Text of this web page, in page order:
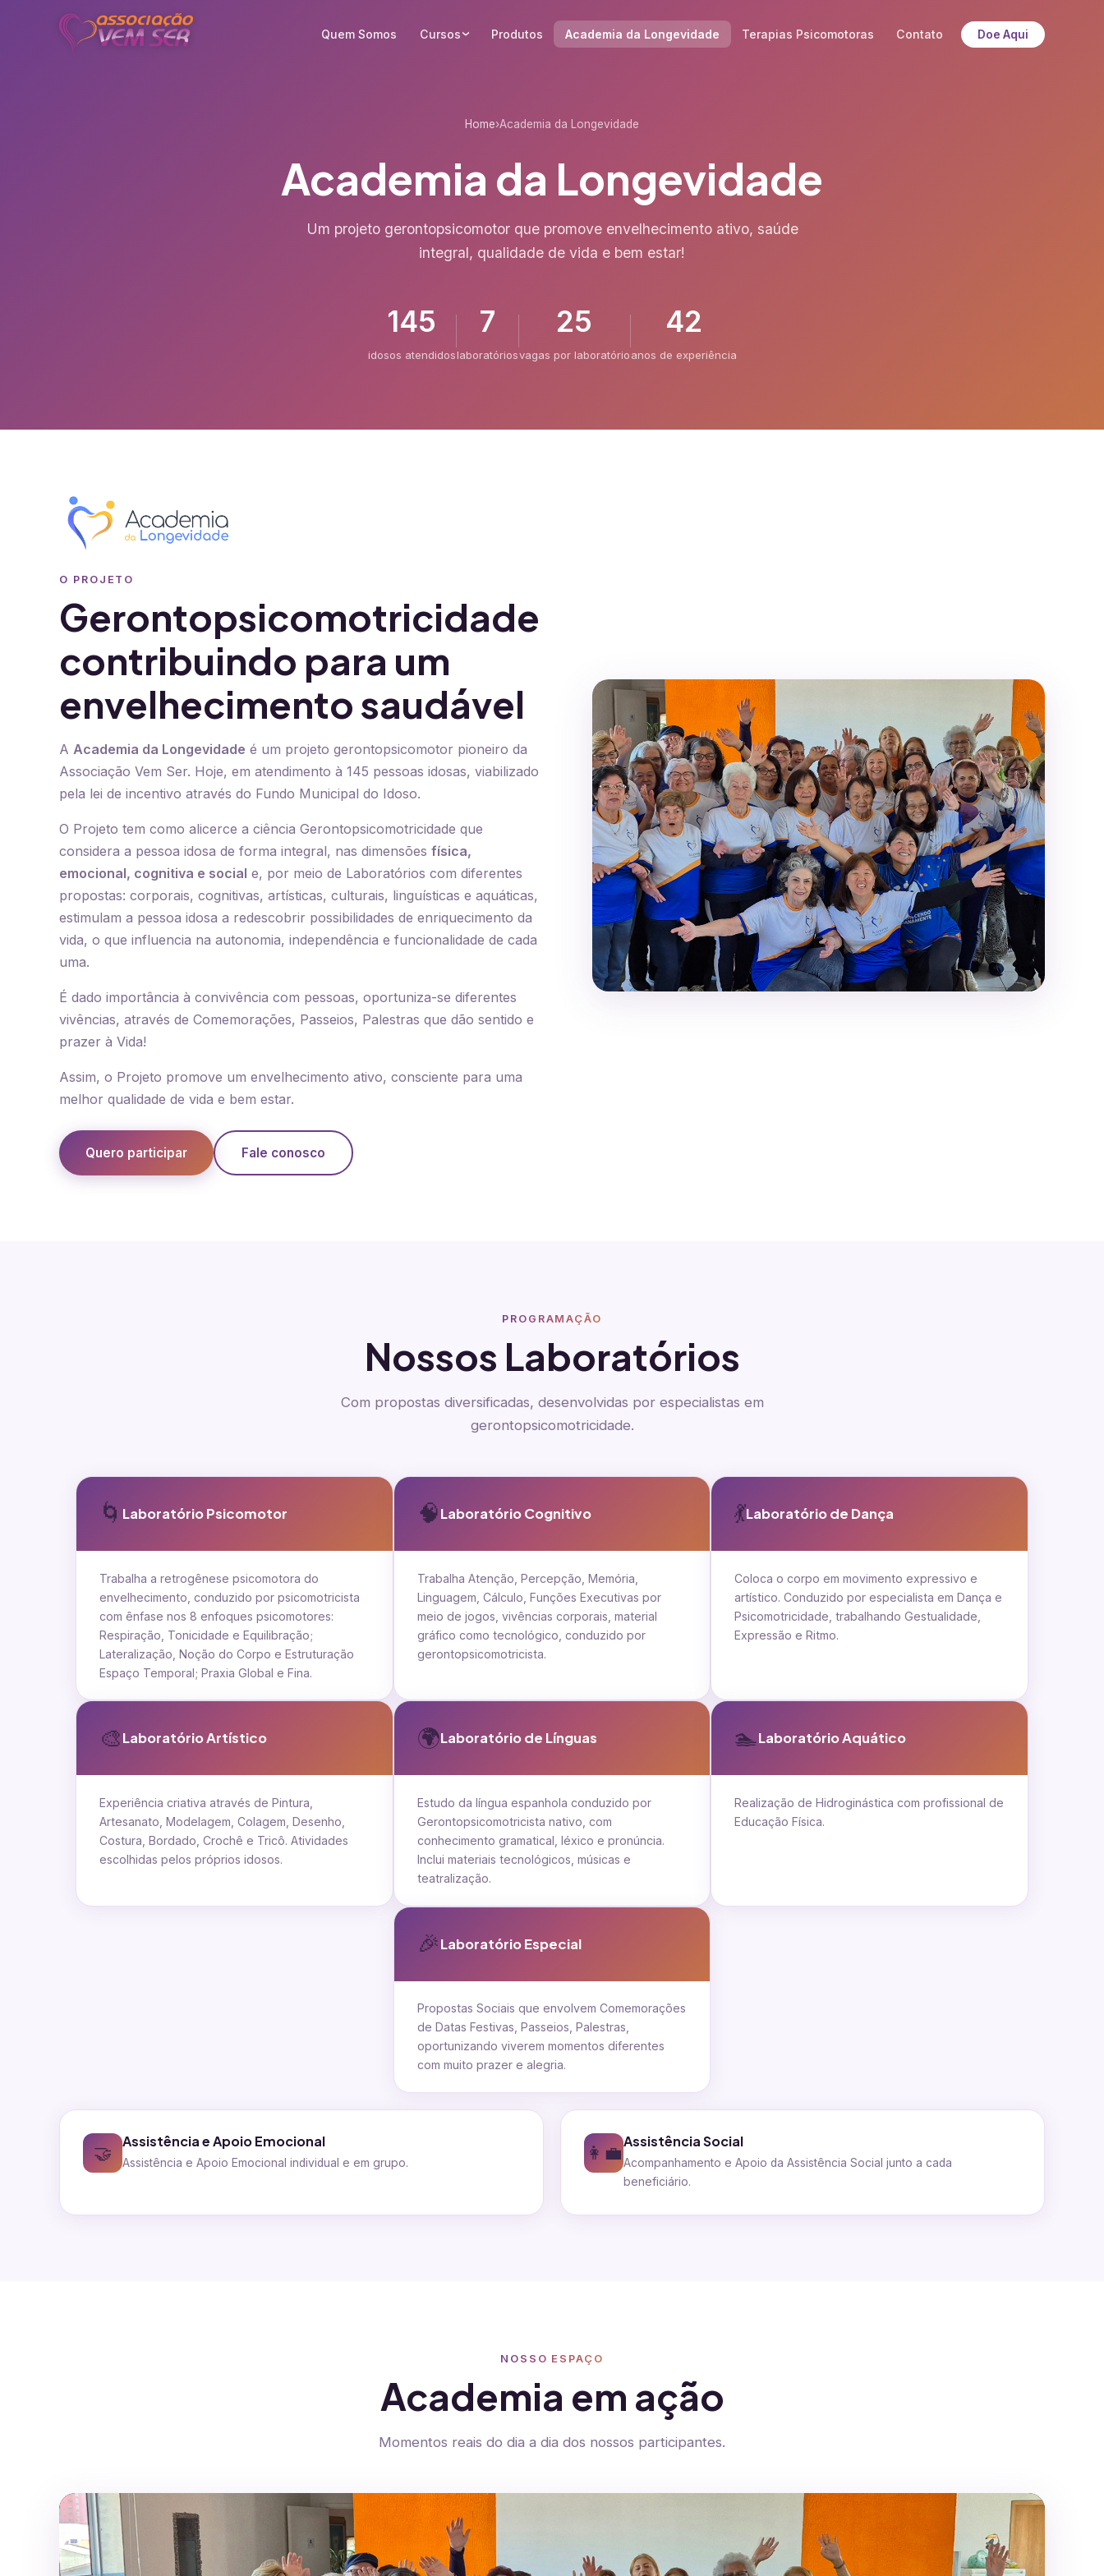
Quem Somos Cursos Produtos Academia da Longevidade Terapias Psicomotoras Contato Doe Aqui
Home›Academia da Longevidade
Academia da Longevidade
Um projeto gerontopsicomotor que promove envelhecimento ativo, saúde
integral, qualidade de vida e bem estar!
145
idosos atendidos
7
laboratórios
25
vagas por laboratório
42
anos de experiência
O PROJETO
Gerontopsicomotricidade
contribuindo para um
envelhecimento saudável
A Academia da Longevidade é um projeto gerontopsicomotor pioneiro da
Associação Vem Ser. Hoje, em atendimento à 145 pessoas idosas, viabilizado
pela lei de incentivo através do Fundo Municipal do Idoso.
O Projeto tem como alicerce a ciência Gerontopsicomotricidade que
considera a pessoa idosa de forma integral, nas dimensões física,
emocional, cognitiva e social e, por meio de Laboratórios com diferentes
propostas: corporais, cognitivas, artísticas, culturais, linguísticas e aquáticas,
estimulam a pessoa idosa a redescobrir possibilidades de enriquecimento da
vida, o que influencia na autonomia, independência e funcionalidade de cada
uma.
É dado importância à convivência com pessoas, oportuniza-se diferentes
vivências, através de Comemorações, Passeios, Palestras que dão sentido e
prazer à Vida!
Assim, o Projeto promove um envelhecimento ativo, consciente para uma
melhor qualidade de vida e bem estar.
Quero participar Fale conosco
PROGRAMAÇÃO
Nossos Laboratórios
Com propostas diversificadas, desenvolvidas por especialistas em
gerontopsicomotricidade.
🌀 Laboratório Psicomotor
Trabalha a retrogênese psicomotora do
envelhecimento, conduzido por psicomotricista
com ênfase nos 8 enfoques psicomotores:
Respiração, Tonicidade e Equilibração;
Lateralização, Noção do Corpo e Estruturação
Espaço Temporal; Praxia Global e Fina.
🧠Laboratório Cognitivo
Trabalha Atenção, Percepção, Memória,
Linguagem, Cálculo, Funções Executivas por
meio de jogos, vivências corporais, material
gráfico como tecnológico, conduzido por
gerontopsicomotricista.
💃Laboratório de Dança
Coloca o corpo em movimento expressivo e
artístico. Conduzido por especialista em Dança e
Psicomotricidade, trabalhando Gestualidade,
Expressão e Ritmo.
🎨Laboratório Artístico
Experiência criativa através de Pintura,
Artesanato, Modelagem, Colagem, Desenho,
Costura, Bordado, Crochê e Tricô. Atividades
escolhidas pelos próprios idosos.
🌍Laboratório de Línguas
Estudo da língua espanhola conduzido por
Gerontopsicomotricista nativo, com
conhecimento gramatical, léxico e pronúncia.
Inclui materiais tecnológicos, músicas e
teatralização.
🏊Laboratório Aquático
Realização de Hidroginástica com profissional de
Educação Física.
🎉Laboratório Especial
Propostas Sociais que envolvem Comemorações
de Datas Festivas, Passeios, Palestras,
oportunizando viverem momentos diferentes
com muito prazer e alegria.
🤝
Assistência e Apoio Emocional
Assistência e Apoio Emocional individual e em grupo. 👩‍💼
Assistência Social
Acompanhamento e Apoio da Assistência Social junto a cada
beneficiário.
NOSSO ESPAÇO
Academia em ação
Momentos reais do dia a dia dos nossos participantes.